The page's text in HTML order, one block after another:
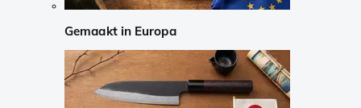
Gemaakt in Europa